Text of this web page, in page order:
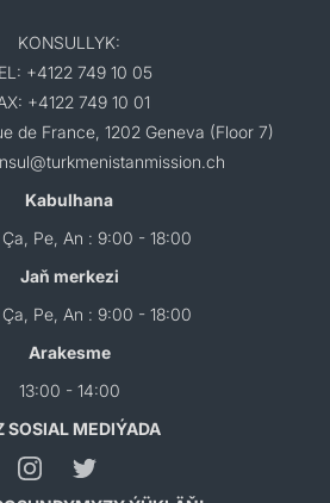
KONSULLYK:
+4122 749 10 05
+4122 749 10 01
de France, 1202 Geneva (Floor 7)
Kabulhana
Ça, Pe, An : 9:00 - 18:00
Jaň merkezi
Ça, Pe, An : 9:00 - 18:00
Arakesme
13:00 - 14:00
SOSIAL MEDIÝADA